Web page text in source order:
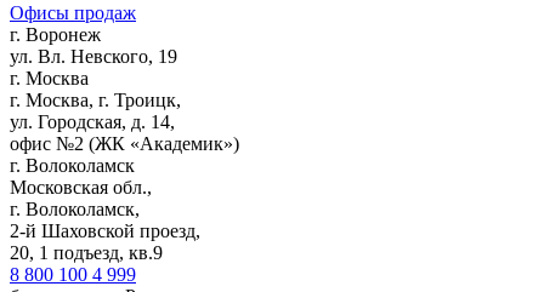
Офисы продаж
г. Воронеж
ул. Вл. Невского, 19
г. Москва
г. Москва, г. Троицк,
ул. Городская, д. 14,
офис №2 (ЖК «Академик»)
г. Волоколамск
Московская обл.,
г. Волоколамск,
2-й Шаховской проезд,
20, 1 подъезд, кв.9
8 800 100 4 999